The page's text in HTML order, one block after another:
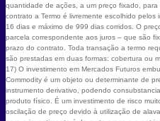
quantidade de ações, a um preço fixado,
contrato a Termo é livremente escolhido
16 dias e máximo de 999 dias corridos. O
parcela correspondente aos juros – que são
prazo do contrato. Toda transação a termo
são prestadas em duas formas: cobertura ou
17) O investimento em Mercados Futuros
Commodity é um objeto ou determinante de
instrumento derivativo, podendo
produto físico. É um investimento de risco
oscilação de preço devido à utilização de